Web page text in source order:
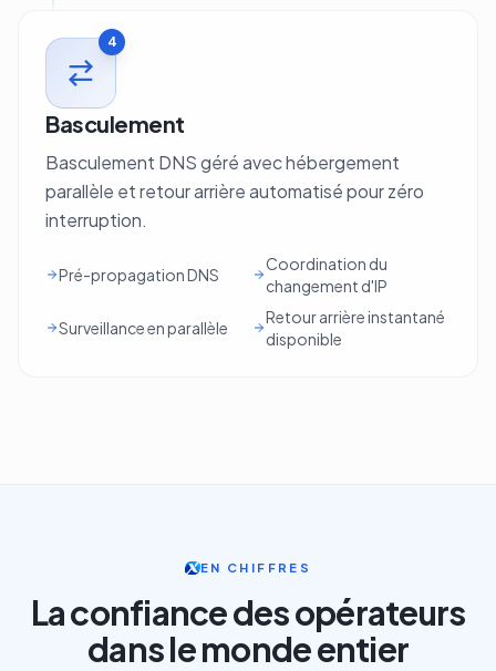
4
Basculement
Basculement DNS géré avec hébergement
parallèle et retour arrière automatisé pour zéro
interruption.
Pré-propagation DNS
Coordination du
changement d'IP
Surveillance en parallèle
Retour arrière instantané
disponible
EN CHIFFRES
La confiance des opérateurs
dans le monde entier